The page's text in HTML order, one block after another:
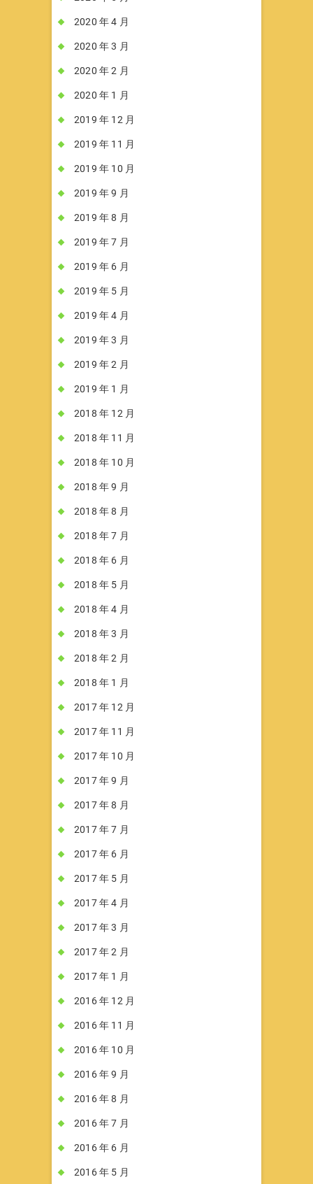
2020 年 4 月
2020 年 3 月
2020 年 2 月
2020 年 1 月
2019 年 12 月
2019 年 11 月
2019 年 10 月
2019 年 9 月
2019 年 8 月
2019 年 7 月
2019 年 6 月
2019 年 5 月
2019 年 4 月
2019 年 3 月
2019 年 2 月
2019 年 1 月
2018 年 12 月
2018 年 11 月
2018 年 10 月
2018 年 9 月
2018 年 8 月
2018 年 7 月
2018 年 6 月
2018 年 5 月
2018 年 4 月
2018 年 3 月
2018 年 2 月
2018 年 1 月
2017 年 12 月
2017 年 11 月
2017 年 10 月
2017 年 9 月
2017 年 8 月
2017 年 7 月
2017 年 6 月
2017 年 5 月
2017 年 4 月
2017 年 3 月
2017 年 2 月
2017 年 1 月
2016 年 12 月
2016 年 11 月
2016 年 10 月
2016 年 9 月
2016 年 8 月
2016 年 7 月
2016 年 6 月
2016 年 5 月